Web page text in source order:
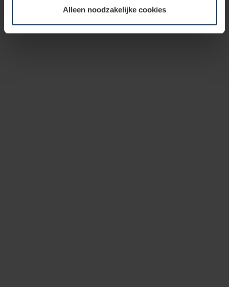
wijzigen of herroepen.Alleen noodzakelijke cookies